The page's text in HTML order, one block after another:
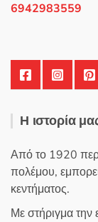
6942983559
Η ιστορία
Από το 1920
πολέμου,
κεντήματος.
Με στήριγμα την